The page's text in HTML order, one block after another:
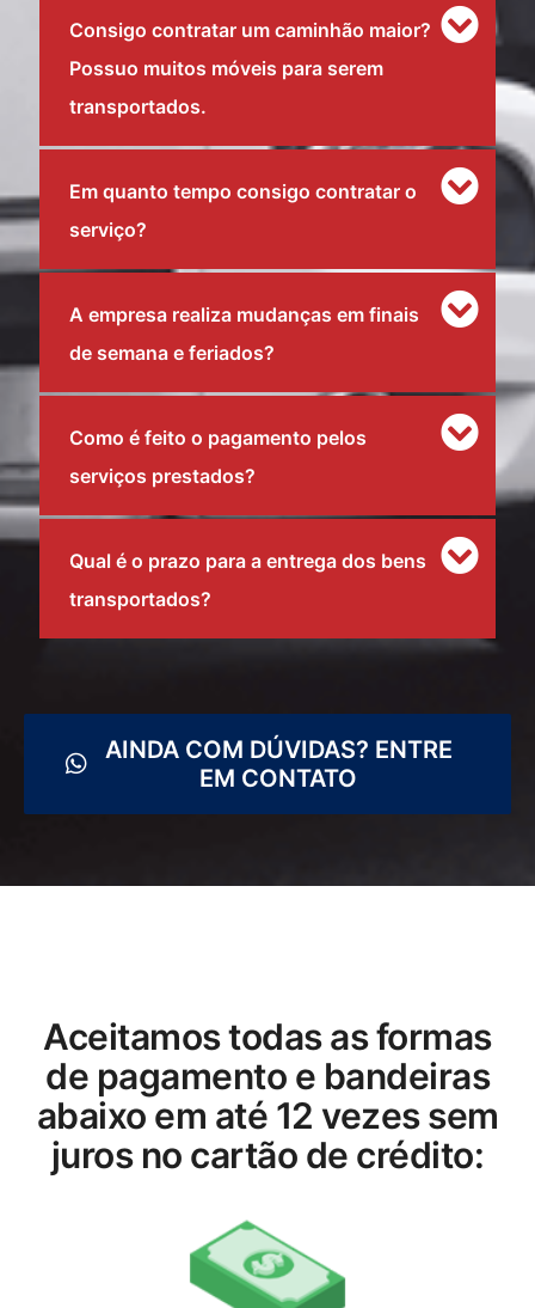
Consigo contratar um caminhão maior?
Possuo muitos móveis para serem
transportados.
Em quanto tempo consigo contratar o
serviço?
A empresa realiza mudanças em finais
de semana e feriados?
Como é feito o pagamento pelos
serviços prestados?
Qual é o prazo para a entrega dos bens
transportados?
AINDA COM DÚVIDAS? ENTRE
EM CONTATO
Aceitamos todas as formas
de pagamento e bandeiras
abaixo em até 12 vezes sem
juros no cartão de crédito: